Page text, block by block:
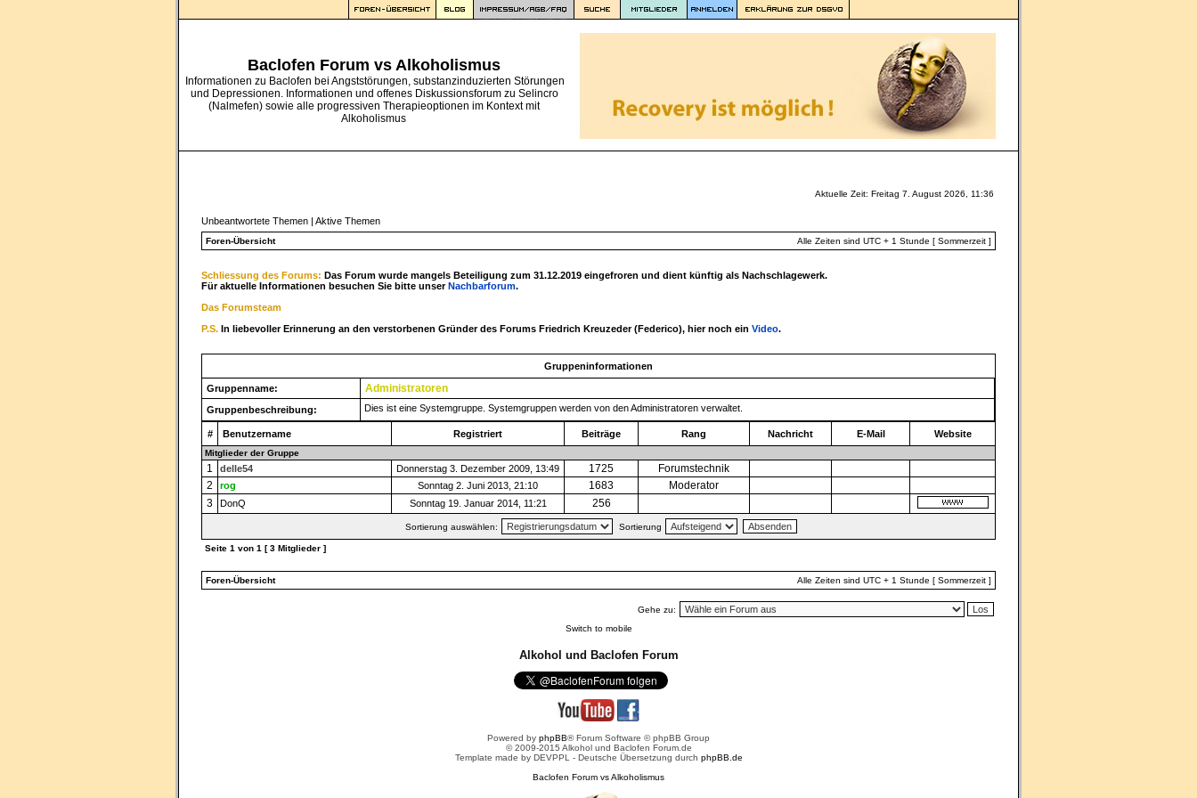
Baclofen Forum vs Alkoholismus
Informationen zu Baclofen bei Angststörungen, substanzinduzierten Störungen
und Depressionen. Informationen und offenes Diskussionsforum zu Selincro
(Nalmefen) sowie alle progressiven Therapieoptionen im Kontext mit
Alkoholismus
Aktuelle Zeit: Freitag 7. August 2026, 11:36
Unbeantwortete Themen | Aktive Themen
Foren-Übersicht Alle Zeiten sind UTC + 1 Stunde [ Sommerzeit ]
Schliessung des Forums: Das Forum wurde mangels Beteiligung zum 31.12.2019 eingefroren und dient künftig als Nachschlagewerk.
Für aktuelle Informationen besuchen Sie bitte unserNachbarforum.
Das Forumsteam
P.S. In liebevoller Erinnerung an den verstorbenen Gründer des Forums Friedrich Kreuzeder (Federico), hier noch ein Video.
Gruppeninformationen
Gruppenname: Administratoren
Gruppenbeschreibung: Dies ist eine Systemgruppe. Systemgruppen werden von den Administratoren verwaltet.
# Benutzername Registriert Beiträge Rang Nachricht E-Mail Website
Mitglieder der Gruppe
1 delle54 Donnerstag 3. Dezember 2009, 13:49 1725
Forumstechnik
2
rog Sonntag 2. Juni 2013, 21:10 1683
Moderator
3
DonQ Sonntag 19. Januar 2014, 11:21 256
Sortierung auswählen: Sortierung
Seite 1 von 1 [ 3 Mitglieder ]
Foren-Übersicht Alle Zeiten sind UTC + 1 Stunde [ Sommerzeit ]
Gehe zu:
Switch to mobile
Alkohol und Baclofen Forum
Powered by phpBB® Forum Software © phpBB Group
© 2009-2015 Alkohol und Baclofen Forum.de
Template made by DEVPPL - Deutsche Übersetzung durch phpBB.de
Baclofen Forum vs Alkoholismus